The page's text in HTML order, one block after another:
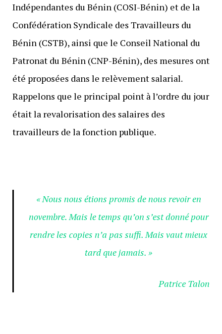
Indépendantes du Bénin (COSI-Bénin) et de la
Confédération Syndicale des Travailleurs du
Bénin (CSTB), ainsi que le Conseil National du
Patronat du Bénin (CNP-Bénin), des mesures ont
été proposées dans le relèvement salarial.
Rappelons que le principal point à l’ordre du jour
était la revalorisation des salaires des
travailleurs de la fonction publique.
« Nous nous étions promis de nous revoir en
novembre. Mais le temps qu’on s’est donné pour
rendre les copies n’a pas suffi. Mais vaut mieux
tard que jamais. »
Patrice Talon